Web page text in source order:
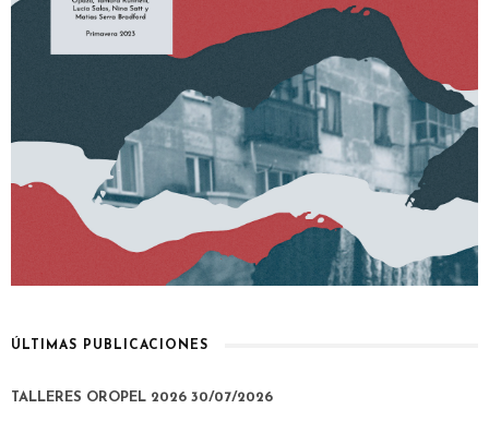
ÚLTIMAS PUBLICACIONES
TALLERES OROPEL 2026 30/07/2026